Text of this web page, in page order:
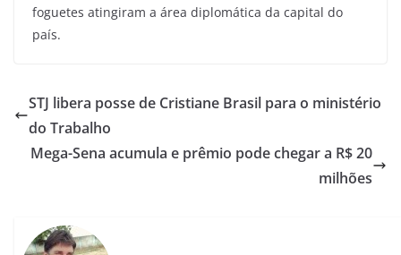
foguetes atingiram a área diplomática da capital do
país.
STJ libera posse de Cristiane Brasil para o ministério
do Trabalho
Mega-Sena acumula e prêmio pode chegar a R$ 20
milhões